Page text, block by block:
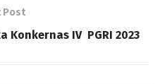
Post
Konkernas IV PGRI 2023